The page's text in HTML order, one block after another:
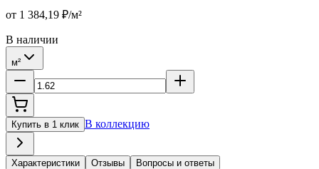
от 1 384,19 ₽/м²
В наличии
м²
Купить в 1 клик В коллекцию
Характеристики Отзывы Вопросы и ответы